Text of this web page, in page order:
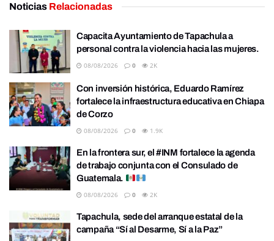
Noticias Relacionadas
Capacita Ayuntamiento de Tapachula a
personal contra la violencia hacia las mujeres.
08/08/2026 0 2K
Con inversión histórica, Eduardo Ramírez
fortalece la infraestructura educativa en Chiapa
de Corzo
08/08/2026 0 1.9K
En la frontera sur, el #INM fortalece la agenda
de trabajo conjunta con el Consulado de
Guatemala.
08/08/2026 0 2K
Tapachula, sede del arranque estatal de la
campaña “Sí al Desarme, Sí a la Paz”